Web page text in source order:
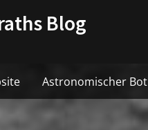
Blog
Astronomischer Bot